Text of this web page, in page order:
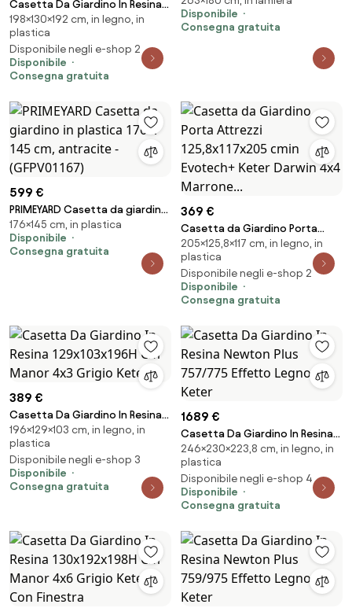
Casetta Da Giardino In Resina
130x192x198H Cm Manor 4x6
Beige Keter Con Finestra
198×130×192 cm, in legno, in
plastica
Disponibile negli e-shop 2
Disponibile
Consegna gratuita
(GFPV00911)
Disponibile
Consegna gratuita
599 €
PRIMEYARD Casetta da giardino
in plastica 176 x 145 cm,
antracite - (GFPV01167)
176×145 cm, in plastica
Disponibile
Consegna gratuita
369 €
Casetta da Giardino Porta
Attrezzi 125,8x117x205 cmin
Evotech+ Keter Darwin 4x4
Marrone...
205×125,8×117 cm, in legno, in
plastica
Disponibile negli e-shop 2
Disponibile
Consegna gratuita
389 €
Casetta Da Giardino In Resina
129x103x196H Cm Manor 4x3
Grigio Keter
196×129×103 cm, in legno, in
plastica
Disponibile negli e-shop 3
Disponibile
Consegna gratuita
1689 €
Casetta Da Giardino In Resina
Newton Plus 757/775 Effetto
Legno Keter
246×230×223,8 cm, in legno, in
plastica
Disponibile negli e-shop 4
Disponibile
Consegna gratuita